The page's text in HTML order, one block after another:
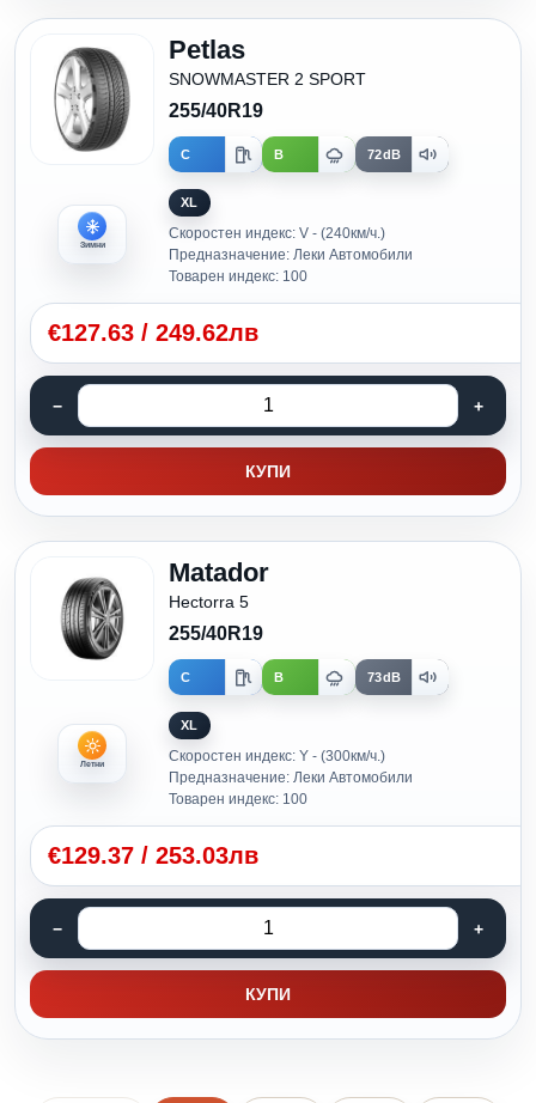
Зимни
Petlas
SNOWMASTER 2 SPORT
255/40R19
C B 72dB
XL
Скоростен индекс: V - (240км/ч.)
Предназначение: Леки Автомобили
Товарен индекс: 100
€127.63 / 249.62лв
КУПИ
Летни
Matador
Hectorra 5
255/40R19
C B 73dB
XL
Скоростен индекс: Y - (300км/ч.)
Предназначение: Леки Автомобили
Товарен индекс: 100
€129.37 / 253.03лв
КУПИ